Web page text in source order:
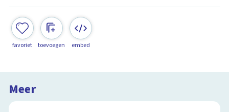
favoriet toevoegen embed
Meer